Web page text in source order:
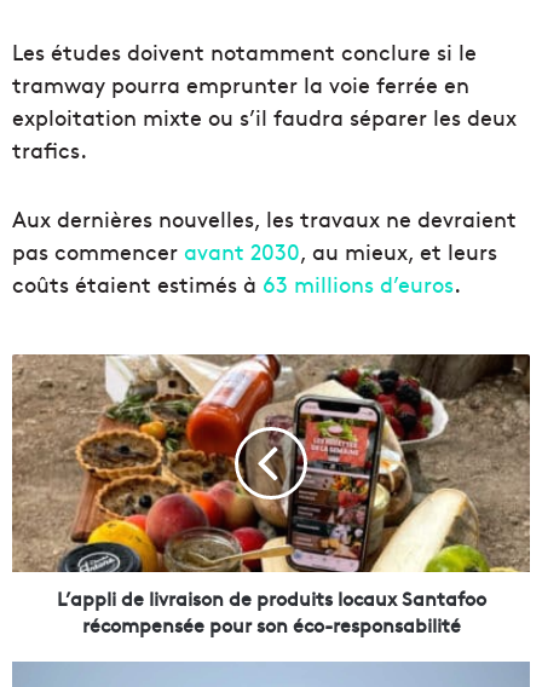
Les études doivent notamment conclure si le
tramway pourra emprunter la voie ferrée en
exploitation mixte ou s’il faudra séparer les deux
trafics.
Aux dernières nouvelles, les travaux ne devraient
pas commencer avant 2030, au mieux, et leurs
coûts étaient estimés à 63 millions d’euros.
L
’
a
p
p
l
i
d
e
L’appli de livraison de produits locaux Santafoo
récompensée pour son éco-responsabilité